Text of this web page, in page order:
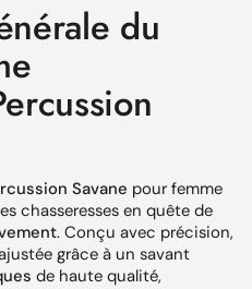
du
Savane pour femme
chasseresses en quête de
. Conçu avec précision,
grâce à un savant
de haute qualité,